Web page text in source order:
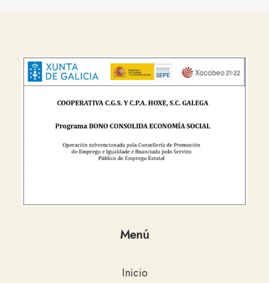
Menú
Inicio